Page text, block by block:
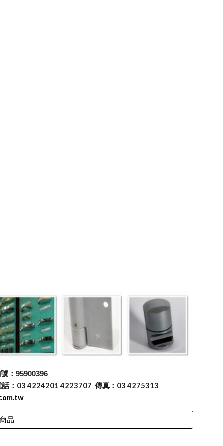
：95900396
：03 4224201 4223707 傳真：03 4275313
品